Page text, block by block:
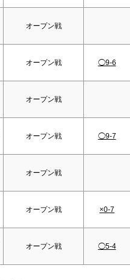
オープン戦
オープン戦 ◯9-6
オープン戦
オープン戦 ◯9-7
オープン戦
オープン戦 ×0-7
オープン戦 ◯5-4